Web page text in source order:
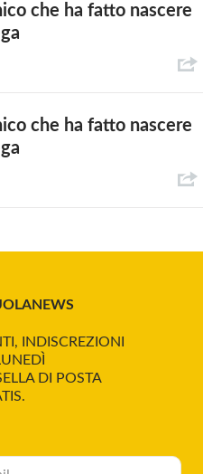
che ha fatto nascere
che ha fatto nascere
INDISCREZIONI
DI POSTA